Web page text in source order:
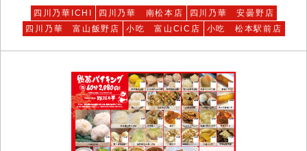
四川乃華ICHI 四川乃華 南松本店
四川乃華 安曇野店
四川乃華 富山飯野店
小吃 富山CiC店 小吃 松本駅前店